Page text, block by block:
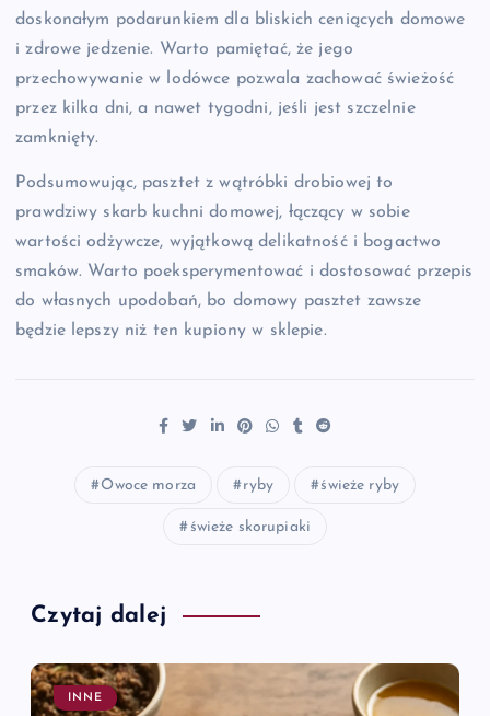
doskonałym podarunkiem dla bliskich ceniących domowe
i zdrowe jedzenie. Warto pamiętać, że jego
przechowywanie w lodówce pozwala zachować świeżość
przez kilka dni, a nawet tygodni, jeśli jest szczelnie
zamknięty.
Podsumowując, pasztet z wątróbki drobiowej to
prawdziwy skarb kuchni domowej, łączący w sobie
wartości odżywcze, wyjątkową delikatność i bogactwo
smaków. Warto poeksperymentować i dostosować przepis
do własnych upodobań, bo domowy pasztet zawsze
będzie lepszy niż ten kupiony w sklepie.
Owoce morza ryby świeże ryby
świeże skorupiaki
Czytaj dalej
INNE